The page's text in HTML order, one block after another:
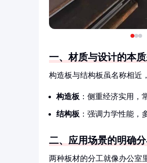
一、材质与设计的本
构造板与结构板虽名称相近
构造板 ：侧重经济实用，
结构板 ：强调力学性能，
二、应用场景的明确
两种板材的分工就像办公室